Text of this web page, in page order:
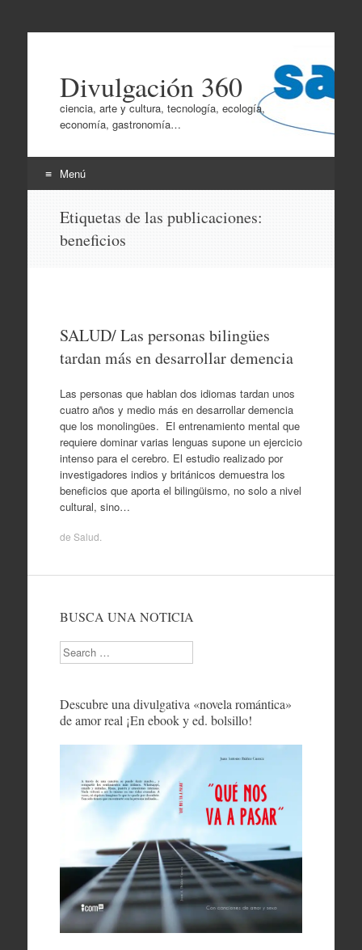
Divulgación 360
ciencia, arte y cultura, tecnología, ecología,
economía, gastronomía…
Menú
contenido
Etiquetas de las publicaciones:
beneficios
SALUD/ Las personas bilingües
tardan más en desarrollar demencia
Las personas que hablan dos idiomas tardan unos
cuatro años y medio más en desarrollar demencia
que los monolingües. El entrenamiento mental que
requiere dominar varias lenguas supone un ejercicio
intenso para el cerebro. El estudio realizado por
investigadores indios y británicos demuestra los
beneficios que aporta el bilingüismo, no solo a nivel
cultural, sino…
de Salud
BUSCA UNA NOTICIA
Search
Descubre una divulgativa «novela romántica»
de amor real ¡En ebook y ed. bolsillo!